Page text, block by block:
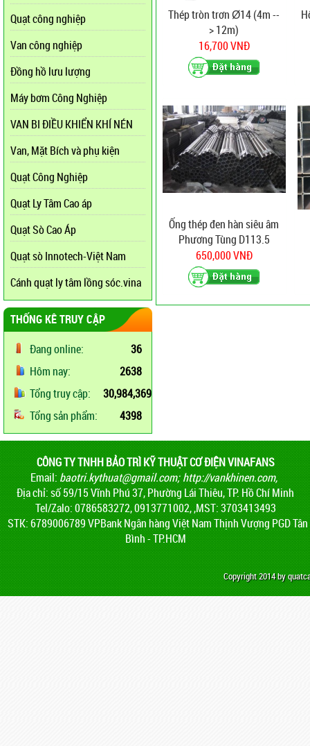
Quạt công nghiệp
Van công nghiệp
Đồng hồ lưu lượng
Máy bơm Công Nghiệp
VAN BI ĐIỀU KHIỂN KHÍ NÉN
Van, Mặt Bích và phụ kiện
Quạt Công Nghiệp
Quạt Ly Tâm Cao áp
Quạt Sò Cao Áp
Quạt sò Innotech-Việt Nam
Cánh quạt ly tâm lồng sóc.vina
THỐNG KÊ TRUY CẬP
Đang online:
36
Hôm nay:
2638
Tổng truy cập:
30,984,369
Tổng sản phẩm:
4398
Thép tròn trơn Ø14 (4m --
> 12m)
16,700 VNĐ
Ống thép đen hàn siêu âm
Phương Tùng D113.5
(114) x 2.3mm
650,000 VNĐ
CÔNG TY TNHH BẢO TRÌ KỸ THUẬT CƠ ĐIỆN VINAFANS
Email: baotri.kythuat@gmail.com;http://vankhinen.com,
Địa chỉ: số 59/15 Vĩnh Phú 37, Phường Lái Thiêu, TP. Hồ Chí Minh
Tel/Zalo: 0786583272, 0913771002, ,MST: 3703413493
STK: 6789006789 VPBank Ngân hàng Việt Nam Thịnh Vượng PGD Tân
Bình - TP.HCM
Copyright 2014 by